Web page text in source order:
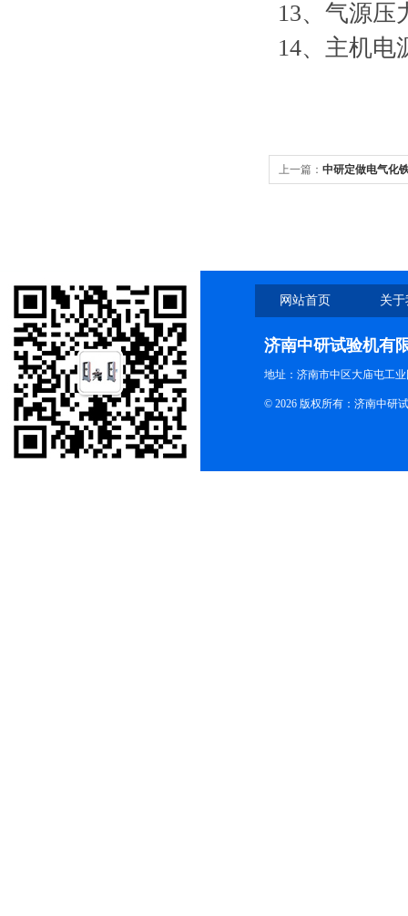
13、气源压
14、主机电
上一篇： 中研定做电气化
网站首页 关
济南中研试验机有
地址：济南市中区大庙屯工
© 2026 版权所有：济南中研